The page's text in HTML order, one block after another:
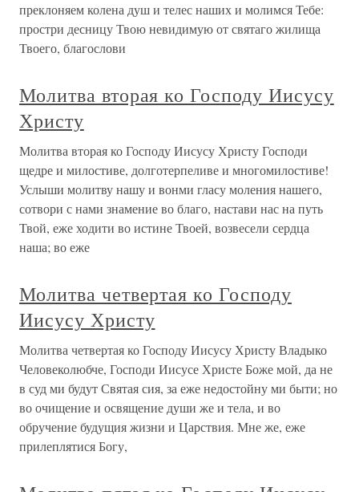
преклоняем колена душ и телес наших и молимся Тебе:
простри десницу Твою невидимую от святаго жилища
Твоего, благослови
Молитва вторая ко Господу Иисусу
Христу
Молитва вторая ко Господу Иисусу Христу Господи
щедре и милостиве, долготерпеливе и многомилостиве!
Услыши молитву нашу и вонми гласу моления нашего,
сотвори с нами знамение во благо, настави нас на путь
Твой, еже ходити во истине Твоей, возвесели сердца
наша; во еже
Молитва четвертая ко Господу
Иисусу Христу
Молитва четвертая ко Господу Иисусу Христу Владыко
Человеколюбче, Господи Иисусе Христе Боже мой, да не
в суд ми будут Святая сия, за еже недостойну ми быти; но
во очищение и освящение души же и тела, и во
обручение будущия жизни и Царствия. Мне же, еже
прилеплятися Богу,